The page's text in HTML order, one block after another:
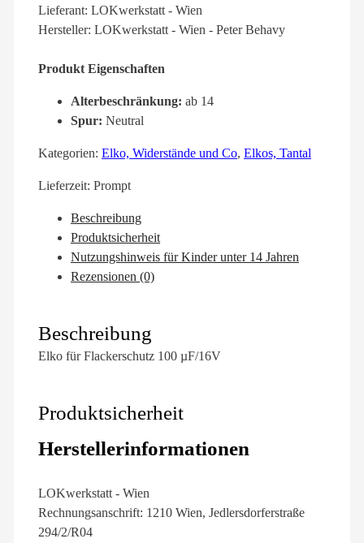
Lieferant: LOKwerkstatt - Wien
Hersteller: LOKwerkstatt - Wien - Peter Behavy
Produkt Eigenschaften
Alterbeschränkung: ab 14
Spur: Neutral
Kategorien: Elko, Widerstände und Co, Elkos, Tantal
Lieferzeit: Prompt
Beschreibung
Produktsicherheit
Nutzungshinweis für Kinder unter 14 Jahren
Rezensionen (0)
Beschreibung
Elko für Flackerschutz 100 µF/16V
Produktsicherheit
Herstellerinformationen
LOKwerkstatt - Wien
Rechnungsanschrift: 1210 Wien, Jedlersdorferstraße
294/2/R04